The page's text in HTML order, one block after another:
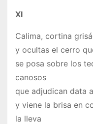
XI
Calima, cortina
y ocultas el cerro
se posa sobre los
canosos
que adjudican data
y viene la brisa en
la lleva